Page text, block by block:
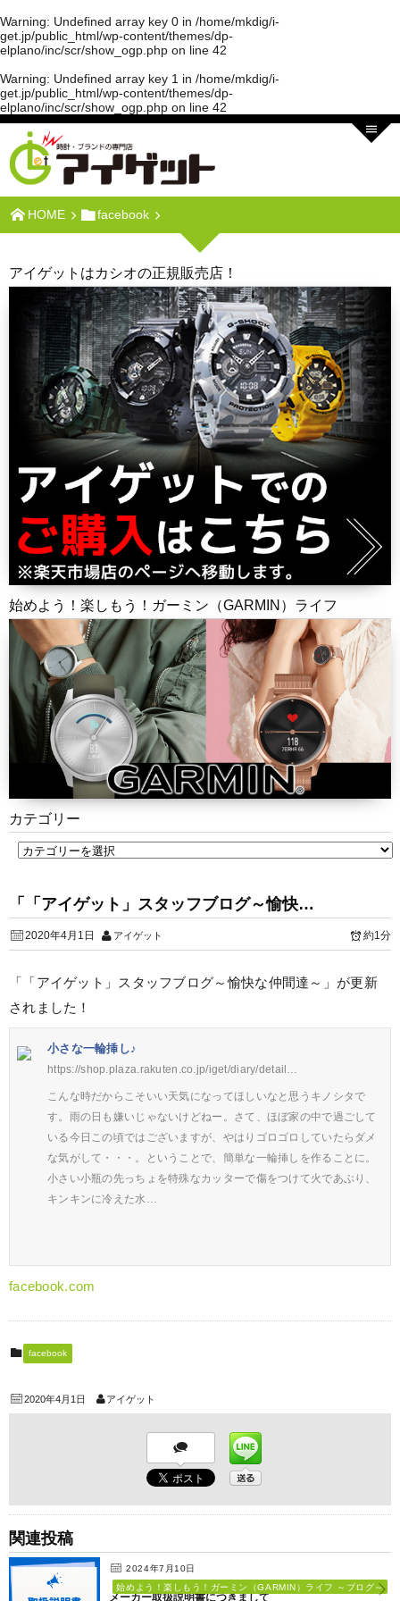
Warning: Undefined array key 0 in /home/mkdig/i-
get.jp/public_html/wp-content/themes/dp-
elplano/inc/scr/show_ogp.php on line 42
Warning: Undefined array key 1 in /home/mkdig/i-
get.jp/public_html/wp-content/themes/dp-
elplano/inc/scr/show_ogp.php on line 42
HOME facebook
アイゲットはカシオの正規販売店！
始めよう！楽しもう！ガーミン（GARMIN）ライフ
カテゴリー
「「アイゲット」スタッフブログ～愉快…
2020年4月1日 アイゲット 約1分
「「アイゲット」スタッフブログ～愉快な仲間達～」が更新
されました！
小さな一輪挿し♪
https://shop.plaza.rakuten.co.jp/iget/diary/detail…
こんな時だからこそいい天気になってほしいなと思うキノシタで
す。雨の日も嫌いじゃないけどねー。さて、ほぼ家の中で過ごして
いる今日この頃ではございますが、やはりゴロゴロしていたらダメ
な気がして・・・。ということで、簡単な一輪挿しを作ることに。
小さい小瓶の先っちょを特殊なカッターで傷をつけて火であぶり、
キンキンに冷えた水…
facebook.com
facebook
2020年4月1日 アイゲット
関連投稿
2024年7月10日
始めよう！楽しもう！ガーミン（GARMIN）ライフ ～ブログ～
メーカー取扱説明書につきまして